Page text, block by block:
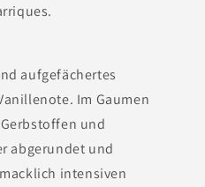
aufgefächertes
Im Gaumen
und
abgerundet und
intensiven